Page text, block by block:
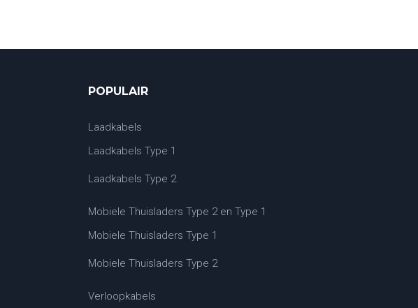
POPULAIR
Laadkabels
Laadkabels Type 1
Laadkabels Type 2
Mobiele Thuisladers Type 2 en Type 1
Mobiele Thuisladers Type 1
Mobiele Thuisladers Type 2
Verloopkabels